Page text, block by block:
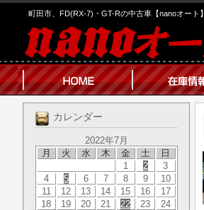
町田市、FD(RX-7)・GT-Rの中古車【nanoオート】
カレンダー
2022年7月
月
火 水 木 金 土 日
1 2
3
4
5 6 7 8 9
10
11
12 13 14 15 16
17
18
19 20 21 22 23
24